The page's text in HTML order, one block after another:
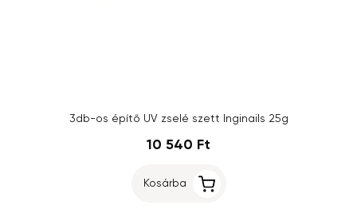
3db-os építő UV zselé szett Inginails 25g
10 540 Ft
Kosárba